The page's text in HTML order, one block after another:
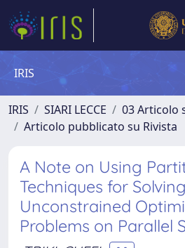
IRIS
IRIS SIARI LECCE
03 Articolo
Articolo pubblicato su Rivista
A Note on Using
Techniques for Solving
Unconstrained
Problems on Parallel